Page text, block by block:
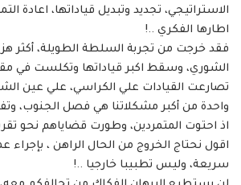
الاستراتيجي، تجديد وتبديل قياداتها، اعادة
اطارها الفكري ..!
فقد خرجت من تجربة السلطة الطويلة، أكثر
الشوري، وسقط اكبر قياداتها وتكلست في
تصارعت القيادات علي الكراسي، علي عين
واحدة من أكبر مشكلاتنا هي فصل الجنوب،
اذ احتوت المتمردين، وطورت قضاياهم نحو
اقول نحتاج الخروج من الحال الراهن ، بإجراء
سريعة، وليس تطبيبا خارجيا ..!